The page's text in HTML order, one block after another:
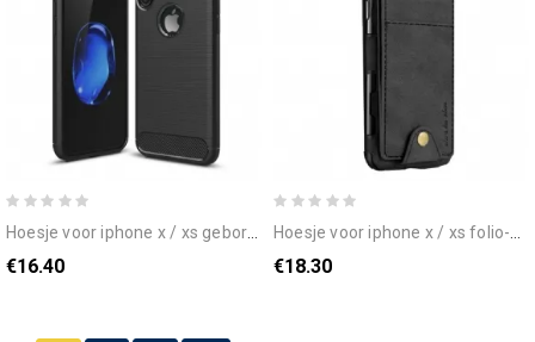
hoesje voor iphone x / xs geborstelde koolstofvezel
€16.40
hoesje voor iphone x / xs folio-hoesje opvouwbare kaarthouder
€18.30